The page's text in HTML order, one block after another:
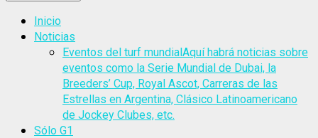
Inicio
Noticias
Eventos del turf mundialAquí habrá noticias sobre
eventos como la Serie Mundial de Dubai, la
Breeders’ Cup, Royal Ascot, Carreras de las
Estrellas en Argentina, Clásico Latinoamericano
de Jockey Clubes, etc.
Sólo G1